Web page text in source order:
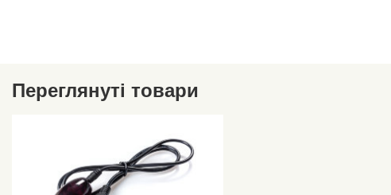
Переглянуті товари